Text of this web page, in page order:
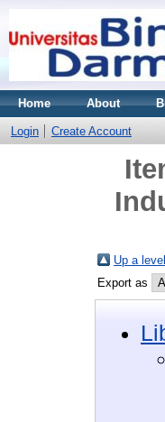
Home About
Login Create Account
Up a level
Export as